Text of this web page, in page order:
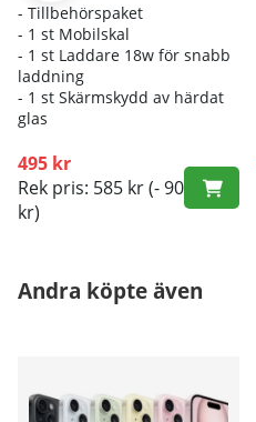
- Tillbehörspaket
- 1 st Mobilskal
- 1 st Laddare 18w för snabb
laddning
- 1 st Skärmskydd av härdat
glas
495 kr
Rek pris: 585 kr(- 90
kr)
Andra köpte även